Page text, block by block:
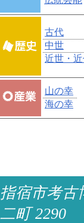
古代
中世
近世・
山の幸
海の幸
指宿市考
二町 2290